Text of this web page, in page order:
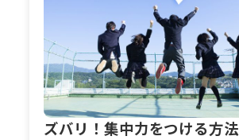
ズバリ！集中力をつける方法